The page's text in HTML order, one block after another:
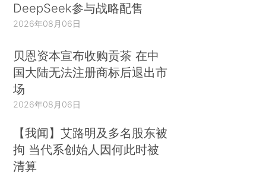
DeepSeek参与战略配售
2026年08月06日
贝恩资本宣布收购贡茶 在中
国大陆无法注册商标后退出市
场
2026年08月06日
【我闻】艾路明及多名股东被
拘 当代系创始人因何此时被
清算